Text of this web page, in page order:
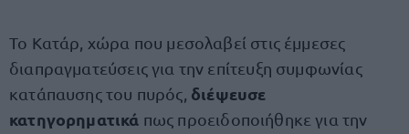
Το Κατάρ, χώρα που μεσολαβεί στις έμμεσες
διαπραγματεύσεις για την επίτευξη συμφωνίας
κατάπαυσης του πυρός, διέψευσε
κατηγορηματικά πως προειδοποιήθηκε για την